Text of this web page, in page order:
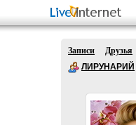
Записи Друзья
ЛИРУНАРИЙ